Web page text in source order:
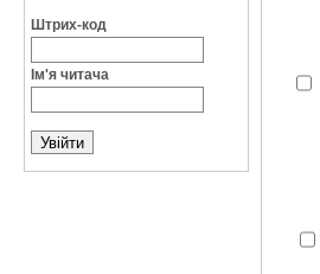
Штрих-код
Ім'я читача